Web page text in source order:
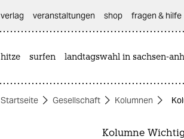
themen
verlag
veranstaltungen shop fragen & hilfe
hitze surfen landtagswahl in sachsen-
Startseite Gesellschaft Kolumnen
Kolumne